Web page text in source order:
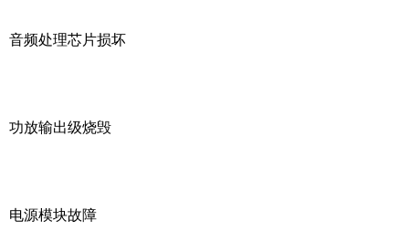
音频处理芯片损坏
功放输出级烧毁
电源模块故障